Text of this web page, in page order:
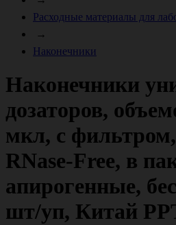
Расходные материалы для
→
Наконечники
Наконечники
дозаторов,
мкл, с
RNase-Free, в
апирогенные,
шт/уп, Китай